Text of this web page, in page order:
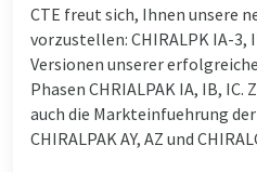
CTE freut sich, Ihnen unsere
vorzustellen: CHIRALPK IA-3,
Versionen unserer
Phasen CHRIALPAK IA, IB,
auch die Markteinfuehrung
CHIRALPAK AY, AZ und